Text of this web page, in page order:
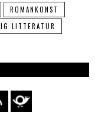
ROMANKONST
LITTERATUR